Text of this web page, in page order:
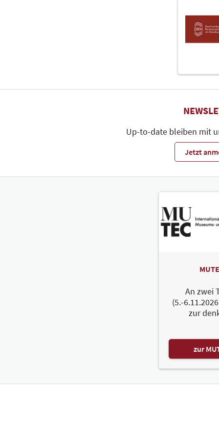
Up-to-date bleiben mit
Jetzt
An zwei
(5.-
zur
zur